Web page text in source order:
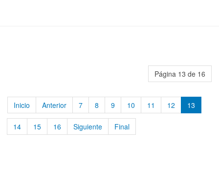
Página 13 de 16
Inicio Anterior 7 8 9 10 11 12 13
14 15 16 Siguiente Final